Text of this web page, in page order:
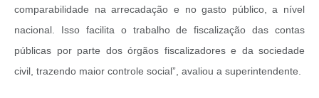
comparabilidade na arrecadação e no gasto público, a nível
nacional. Isso facilita o trabalho de fiscalização das contas
públicas por parte dos órgãos fiscalizadores e da sociedade
civil, trazendo maior controle social”, avaliou a superintendente.